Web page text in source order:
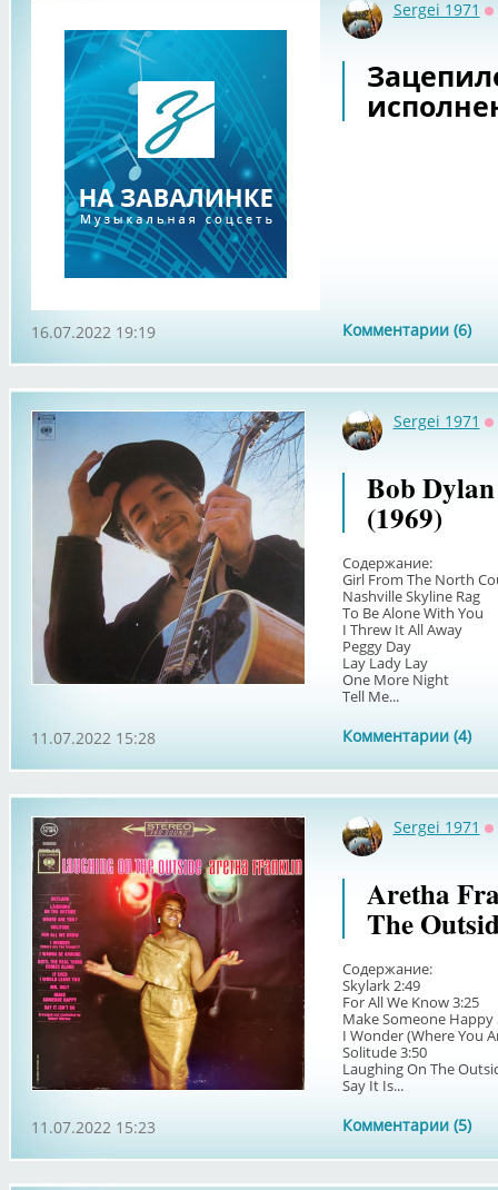
Sergei 1971
Комментарии (6)
16.07.2022 19:19
Sergei 1971
Bob
(1969)
Содержание:
Girl From The North
Nashville Skyline Rag
To Be Alone With You
I Threw It All Away
Peggy Day
Lay Lady Lay
One More Night
Tell Me...
Комментарии (4)
11.07.2022 15:28
Sergei 1971
Aretha
The
Содержание:
Skylark 2:49
For All We Know 3:25
Make Someone Happy
I Wonder (Where You
Solitude 3:50
Laughing On The
Say It Is...
Комментарии (5)
11.07.2022 15:23